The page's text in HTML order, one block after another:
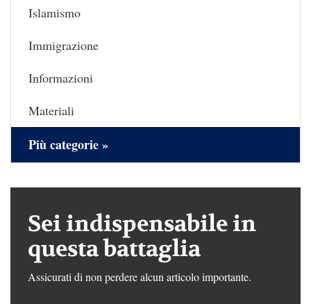
Islamismo
Immigrazione
Informazioni
Materiali
Più categorie »
Sei indispensabile in
questa battaglia
Assicurati di non perdere alcun articolo importante.